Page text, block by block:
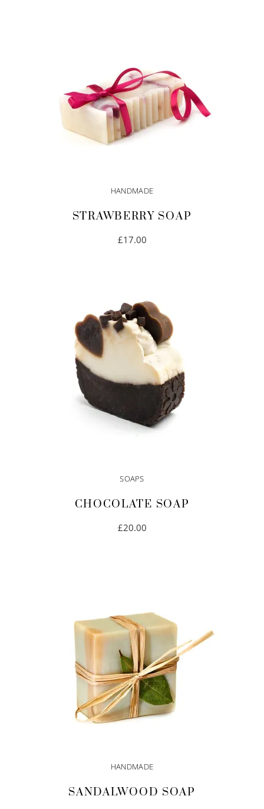
HANDMADE
STRAWBERRY SOAP
£17.00
SOAPS
CHOCOLATE SOAP
£20.00
HANDMADE
SANDALWOOD SOAP